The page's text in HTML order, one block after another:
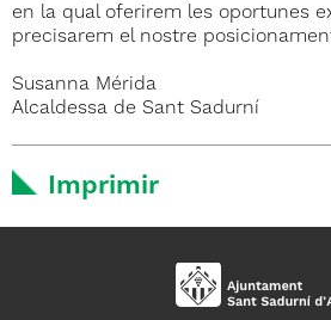
en la qual oferirem les oportunes
precisarem el nostre
Susanna Mérida
Alcaldessa de Sant Sadurní
Imprimir